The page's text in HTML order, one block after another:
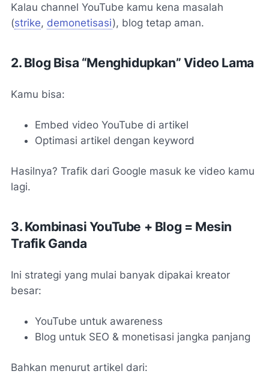
Kalau channel YouTube kamu kena masalah
(strike, demonetisasi), blog tetap aman.
2. Blog Bisa “Menghidupkan” Video Lama
Kamu bisa:
Embed video YouTube di artikel
Optimasi artikel dengan keyword
Hasilnya? Trafik dari Google masuk ke video kamu
lagi.
3. Kombinasi YouTube + Blog = Mesin
Trafik Ganda
Ini strategi yang mulai banyak dipakai kreator
besar:
YouTube untuk awareness
Blog untuk SEO & monetisasi jangka panjang
Bahkan menurut artikel dari: